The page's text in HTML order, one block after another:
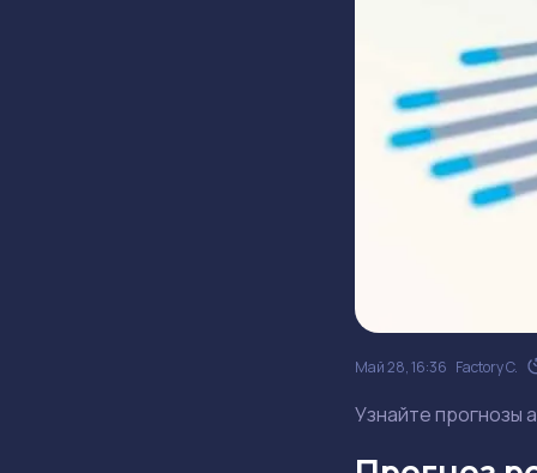
Май 28, 16:36 Factory C.
Узнайте прогнозы